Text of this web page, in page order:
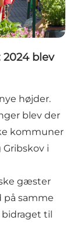
blev
højder.
blev der
kommuner
i
gæster
samme
til